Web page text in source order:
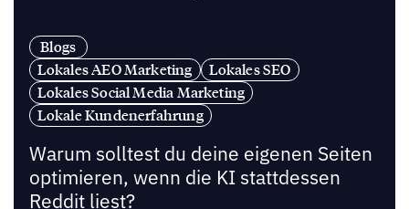
Blogs
Lokales AEO Marketing
Lokales SEO
Lokales Social Media Marketing
Lokale Kundenerfahrung
Warum solltest du deine eigenen Seiten
optimieren, wenn die KI stattdessen
Reddit liest?